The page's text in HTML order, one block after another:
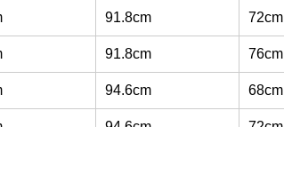
91.8cm 72cm
91.8cm 76cm
94.6cm 68cm
94.6cm 72cm